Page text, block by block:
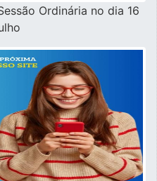
Ordinária no dia 16